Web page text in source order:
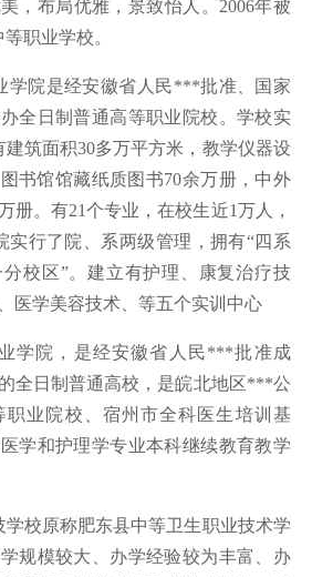
，布局优雅，景致怡人。2006年被
职业学校。
学院是经安徽省人民***批准、国家
全日制普通高等职业院校。学校实
建筑面积30多万平方米，教学仪器设
书馆馆藏纸质图书70余万册，中外
册。有21个专业，在校生近1万人，
实行了院、系两级管理，拥有“四系
校区”。建立有护理、康复治疗技
医学美容技术、等五个实训中心
学院，是经安徽省人民***批准成
全日制普通高校，是皖北地区***公
职业院校、宿州市全科医生培训基
学和护理学专业本科继续教育教学
学校原称肥东县中等卫生职业技术学
规模较大、办学经验较为丰富、办